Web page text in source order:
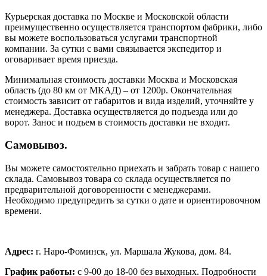
Курьерская доставка по Москве и Московской области
преимущественно осуществляется транспортом фабрики, либо
вы можете воспользоваться услугами транспортной
компании. За сутки с вами связывается экспедитор и
оговаривает время приезда.
Минимальная стоимость доставки Москва и Московская
область (до 80 км от МКАД) – от 1200р. Окончательная
стоимость зависит от габаритов и вида изделий, уточняйте у
менеджера. Доставка осуществляется до подъезда или до
ворот. Занос и подъем в стоимость доставки не входит.
Самовывоз.
Вы можете самостоятельно приехать и забрать товар с нашего
склада. Самовывоз товара со склада осуществляется по
предварительной договоренности с менеджерами.
Необходимо предупредить за сутки о дате и ориентировочном
времени.
Адрес: г. Наро-Фоминск, ул. Маршала Жукова, дом. 84.
График работы: с 9-00 до 18-00 без выходных. Подробности